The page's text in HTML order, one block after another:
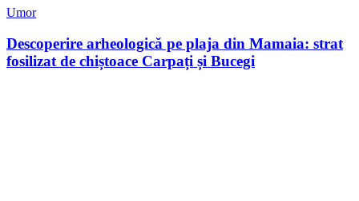
Umor
Descoperire arheologică pe plaja din Mamaia: strat
fosilizat de chiștoace Carpați și Bucegi